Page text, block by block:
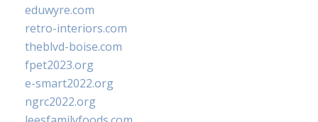
eduwyre.com
retro-interiors.com
theblvd-boise.com
fpet2023.org
e-smart2022.org
ngrc2022.org